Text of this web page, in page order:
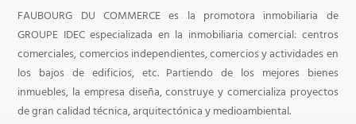
FAUBOURG DU COMMERCE es la promotora inmobiliaria de
GROUPE IDEC especializada en la inmobiliaria comercial: centros
comerciales, comercios independientes, comercios y actividades en
los bajos de edificios, etc. Partiendo de los mejores bienes
inmuebles, la empresa diseña, construye y comercializa proyectos
de gran calidad técnica, arquitectónica y medioambiental.